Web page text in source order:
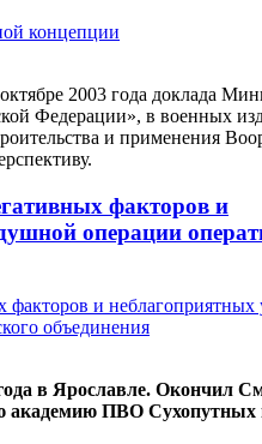
2003 года доклада
Федерации», в военных
и применения
факторов и
операции
в Ярославле. Окончил
академию ПВО Сухопутных